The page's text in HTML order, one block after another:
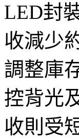
LED封
收減少
調整庫
控背光
收則受